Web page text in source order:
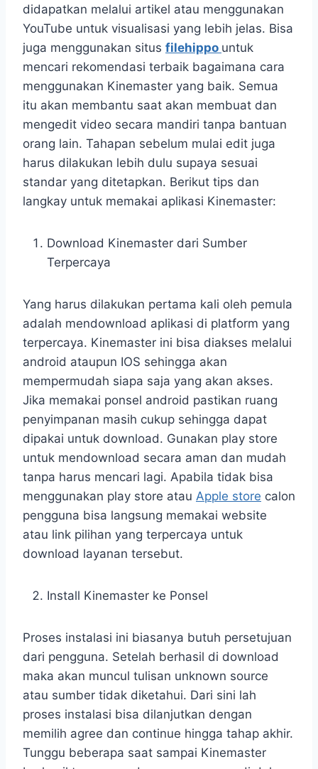
didapatkan melalui artikel atau menggunakan
YouTube untuk visualisasi yang lebih jelas. Bisa
juga menggunakan situs filehippo untuk
mencari rekomendasi terbaik bagaimana cara
menggunakan Kinemaster yang baik. Semua
itu akan membantu saat akan membuat dan
mengedit video secara mandiri tanpa bantuan
orang lain. Tahapan sebelum mulai edit juga
harus dilakukan lebih dulu supaya sesuai
standar yang ditetapkan. Berikut tips dan
langkay untuk memakai aplikasi Kinemaster:
Download Kinemaster dari Sumber
Terpercaya
Yang harus dilakukan pertama kali oleh pemula
adalah mendownload aplikasi di platform yang
terpercaya. Kinemaster ini bisa diakses melalui
android ataupun IOS sehingga akan
mempermudah siapa saja yang akan akses.
Jika memakai ponsel android pastikan ruang
penyimpanan masih cukup sehingga dapat
dipakai untuk download. Gunakan play store
untuk mendownload secara aman dan mudah
tanpa harus mencari lagi. Apabila tidak bisa
menggunakan play store atau Apple store calon
pengguna bisa langsung memakai website
atau link pilihan yang terpercaya untuk
download layanan tersebut.
Install Kinemaster ke Ponsel
Proses instalasi ini biasanya butuh persetujuan
dari pengguna. Setelah berhasil di download
maka akan muncul tulisan unknown source
atau sumber tidak diketahui. Dari sini lah
proses instalasi bisa dilanjutkan dengan
memilih agree dan continue hingga tahap akhir.
Tunggu beberapa saat sampai Kinemaster